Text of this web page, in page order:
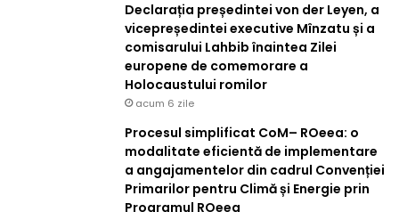
Declarația președintei von der Leyen, a
vicepreședintei executive Mînzatu și a
comisarului Lahbib înaintea Zilei
europene de comemorare a
Holocaustului romilor
acum 6 zile
Procesul simplificat CoM– ROeea: o
modalitate eficientă de implementare
a angajamentelor din cadrul Convenției
Primarilor pentru Climă și Energie prin
Programul ROeea